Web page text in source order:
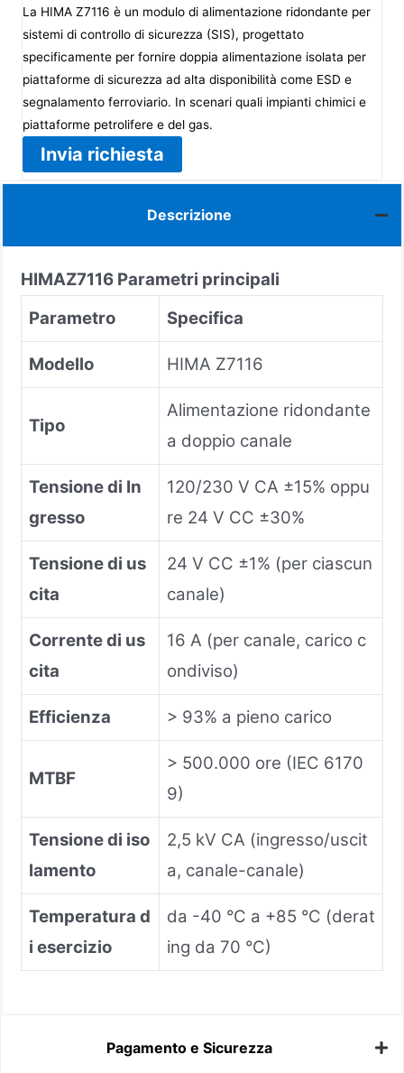
La HIMA Z7116 è un modulo di alimentazione ridondante per
sistemi di controllo di sicurezza (SIS), progettato
specificamente per fornire doppia alimentazione isolata per
piattaforme di sicurezza ad alta disponibilità come ESD e
segnalamento ferroviario. In scenari quali impianti chimici e
piattaforme petrolifere e del gas.
Invia richiesta
Descrizione
HIMAZ7116 Parametri principali
Parametro
Specifica
Modello HIMA Z7116
Tipo
Alimentazione ridondante
a doppio canale
Tensione di In
gresso
120/230 V CA ±15% oppu
re 24 V CC ±30%
Tensione di us
cita
24 V CC ±1% (per ciascun
canale)
Corrente di us
cita
16 A (per canale, carico c
ondiviso)
Efficienza > 93% a pieno carico
MTBF
> 500.000 ore (IEC 6170
9)
Tensione di iso
lamento
2,5 kV CA (ingresso/uscit
a, canale-canale)
Temperatura d
i esercizio
da -40 °C a +85 °C (derat
ing da 70 °C)
Pagamento e Sicurezza